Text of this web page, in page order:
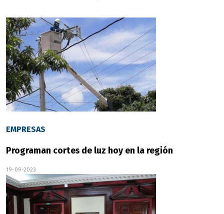
EMPRESAS
Programan cortes de luz hoy en la región
19-09-2023